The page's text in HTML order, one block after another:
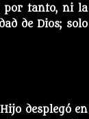
por tanto, ni la
de Dios; solo
desplegó en